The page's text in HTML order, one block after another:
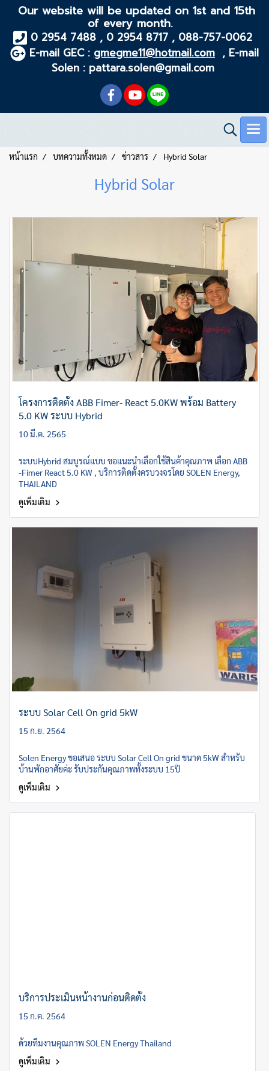
Our website will be updated on 1st and 15th
of every month.
0 2954 7488 , 0 2954 8717 , 088-757-0062
E-mail GEC : gmegme11@hotmail.com , E-mail
Solen : pattara.solen@gmail.com
หน้าแรก บทความทั้งหมด ข่าวสาร Hybrid Solar
Hybrid Solar
โครงการติดตั้ง ABB Fimer- React 5.0KW พร้อม Battery
5.0 KW ระบบ Hybrid
10 มี.ค. 2565
ระบบHybrid สมบูรณ์แบบ ขอแนะนำเลือกใช้สินค้าคุณภาพ เลือก ABB
-Fimer React 5.0 KW , บริการติดตั้งครบวงจรโดย SOLEN Energy,
THAILAND
ดูเพิ่มเติม
ระบบ Solar Cell On grid 5kW
15 ก.ย. 2564
Solen Energy ขอเสนอ ระบบ Solar Cell On grid ขนาด 5kW สำหรับ
บ้านพักอาศัยค่ะ รับประกันคุณภาพทั้งระบบ 15ปี
ดูเพิ่มเติม
บริการประเมินหน้างานก่อนติดตั้ง
15 ก.ค. 2564
ด้วยทีมงานคุณภาพ SOLEN Energy Thailand
ดูเพิ่มเติม